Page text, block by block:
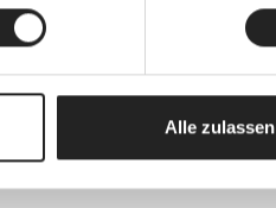
Alle zulassen